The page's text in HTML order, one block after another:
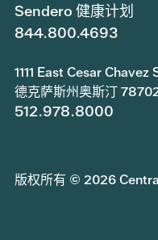
Sendero 健康计划
844.800.4693
1111 East Cesar Chavez
德克萨斯州奥斯汀
512.978.8000
版权所有 © 2026